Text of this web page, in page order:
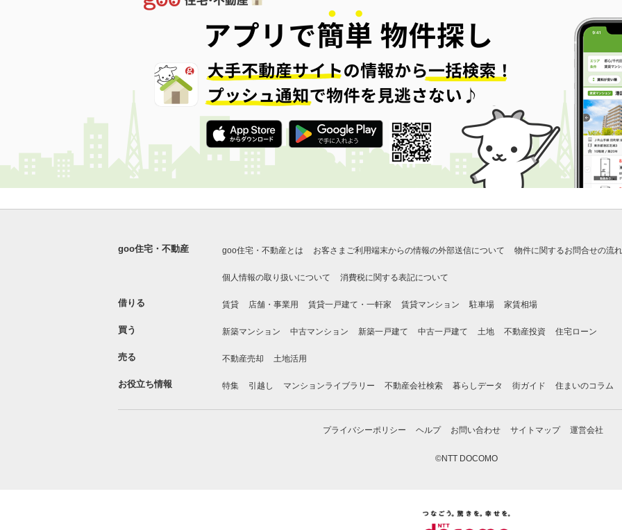
goo住宅・不動産 goo住宅・不動産とは お客さまご利用端末からの情報の外部送信について 物件に関するお問合せの流れ
個人情報の取り扱いについて 消費税に関する表記について
借りる 賃貸 店舗・事業用 賃貸一戸建て・一軒家 賃貸マンション 駐車場 家賃相場
買う 新築マンション 中古マンション 新築一戸建て 中古一戸建て 土地 不動産投資 住宅ローン
売る 不動産売却 土地活用
お役立ち情報 特集 引越し マンションライブラリー 不動産会社検索 暮らしデータ 街ガイド 住まいのコラム
プライバシーポリシー ヘルプ お問い合わせ サイトマップ 運営会社
©NTT DOCOMO